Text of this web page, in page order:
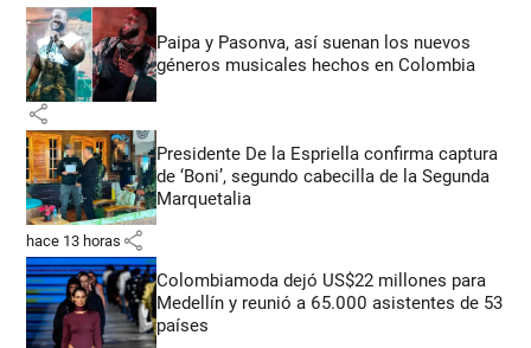
Paipa y Pasonva, así suenan los nuevos
géneros musicales hechos en Colombia
share
Presidente De la Espriella confirma captura
de ‘Boni’, segundo cabecilla de la Segunda
Marquetalia
hace 13 horas share
Colombiamoda dejó US$22 millones para
Medellín y reunió a 65.000 asistentes de 53
países